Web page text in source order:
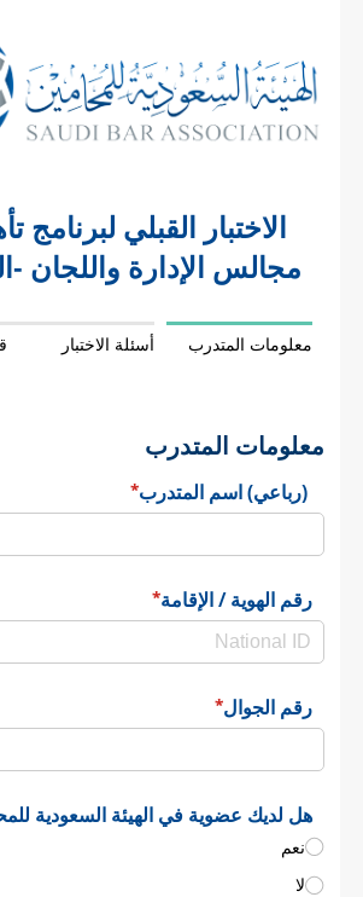
الاختبار القبلي لبرنامج
مجالس الإدارة واللجان -
معلومات المتدرب أسئلة الاختبار
معلومات المتدرب
(رباعي) اسم المتدرب*
(required)
رقم الهوية /​ الإقامة*
(required)
رقم الجوال*
(required)
هل لديك عضوية في الهيئة السعودية
نعم
لا